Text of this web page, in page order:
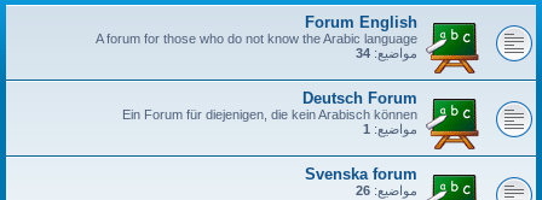
Forum English
A forum for those who do not know the Arabic language
مواضيع: 34
Deutsch Forum
Ein Forum für diejenigen, die kein Arabisch können
مواضيع: 1
Svenska forum
مواضيع: 26